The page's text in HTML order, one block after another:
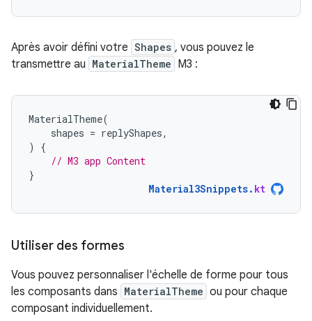
Après avoir défini votre Shapes , vous pouvez le
transmettre au MaterialTheme M3 :
MaterialTheme(
shapes = replyShapes,
)
{
// M3 app Content
}
Material3Snippets. kt
Utiliser des formes
Vous pouvez personnaliser l'échelle de forme pour tous
les composants dans MaterialTheme ou pour chaque
composant individuellement.